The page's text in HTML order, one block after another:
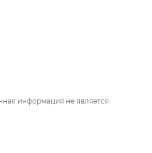
информация не является